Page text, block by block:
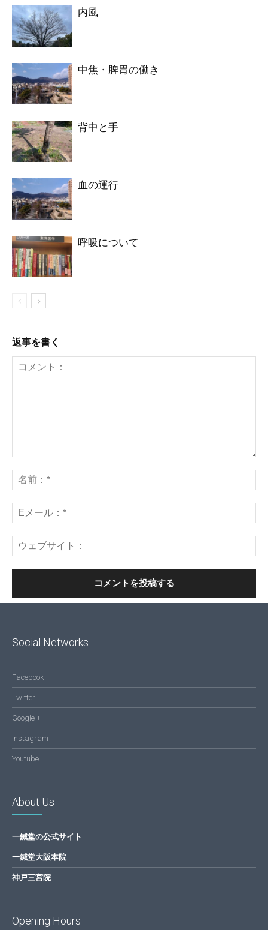
内風
中焦・脾胃の働き
背中と手
血の運行
呼吸について
返事を書く
Social Networks
Facebook
Twitter
Google +
Instagram
Youtube
About Us
一鍼堂の公式サイト
一鍼堂大阪本院
神戸三宮院
Opening Hours